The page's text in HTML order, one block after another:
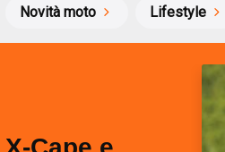
Novità moto Lifestyle